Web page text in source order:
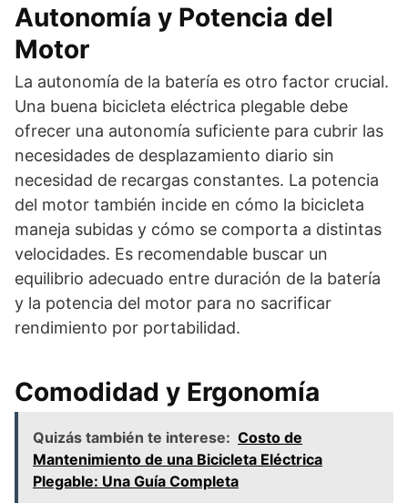
Autonomía y Potencia del
Motor
La autonomía de la batería es otro factor crucial.
Una buena bicicleta eléctrica plegable debe
ofrecer una autonomía suficiente para cubrir las
necesidades de desplazamiento diario sin
necesidad de recargas constantes. La potencia
del motor también incide en cómo la bicicleta
maneja subidas y cómo se comporta a distintas
velocidades. Es recomendable buscar un
equilibrio adecuado entre duración de la batería
y la potencia del motor para no sacrificar
rendimiento por portabilidad.
Comodidad y Ergonomía
Quizás también te interese: Costo de
Mantenimiento de una Bicicleta Eléctrica
Plegable: Una Guía Completa